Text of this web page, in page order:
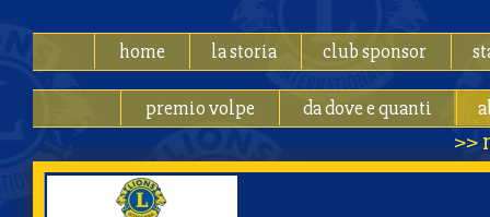
home la storia club sponsor
premio volpe da dove e quanti
>>